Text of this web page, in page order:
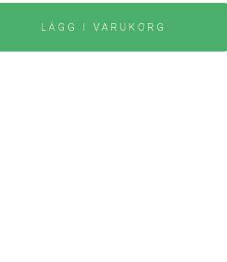
LÄGG I VARUKORG